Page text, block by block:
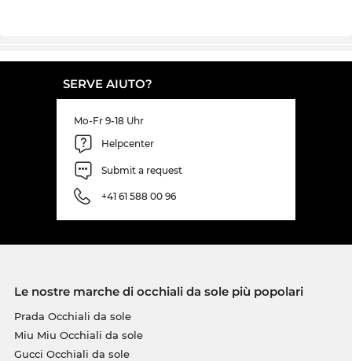
SERVE AIUTO?
Mo-Fr 9-18 Uhr
Helpcenter
Submit a request
+41 61 588 00 96
Le nostre marche di occhiali da sole più popolari
Prada Occhiali da sole
Miu Miu Occhiali da sole
Gucci Occhiali da sole